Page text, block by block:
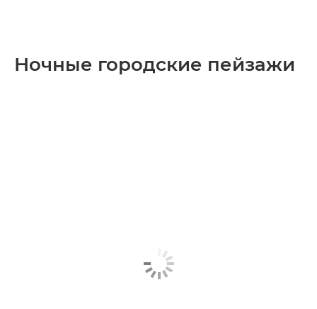
Ночные городские пейзажи